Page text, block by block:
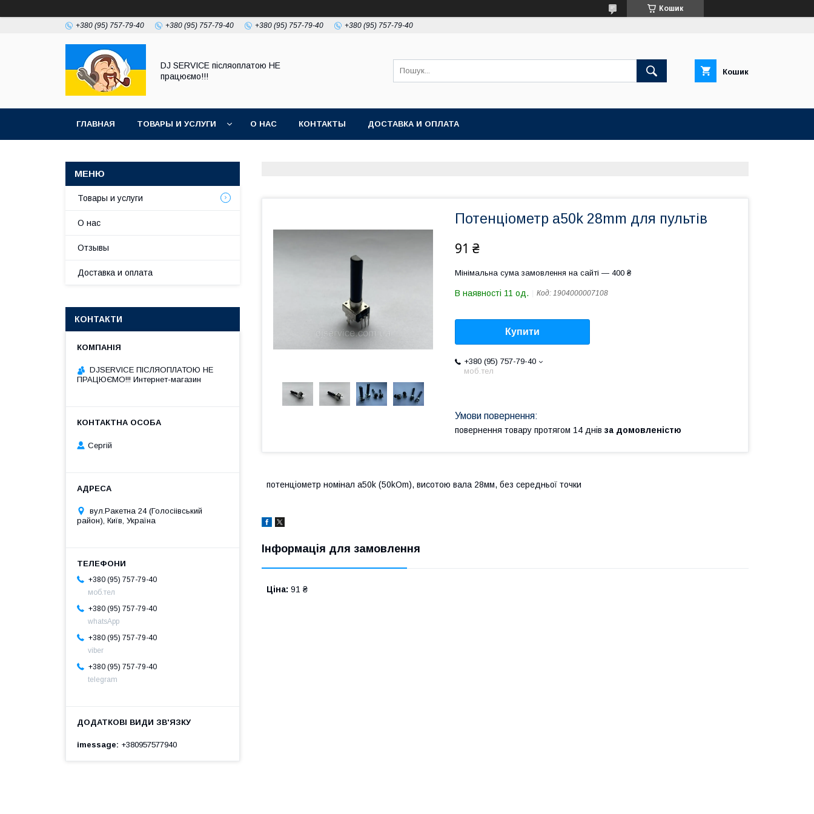
Кошик
+380 (95) 757-79-40 +380 (95) 757-79-40 +380 (95) 757-79-40 +380 (95) 757-79-40
DJ SERVICE пiсляоплатою НЕ
працюємо!!!
Кошик
ГЛАВНАЯ ТОВАРЫ И УСЛУГИ О НАС КОНТАКТЫ ДОСТАВКА И ОПЛАТА
Потенціометр a50k 28mm для пультів
91 ₴
Мінімальна сума замовлення на сайті — 400 ₴
В наявності 11 од. Код: 1904000007108
Купити
+380 (95) 757-79-40
моб.тел
повернення товару протягом 14 днів за домовленістю
потенціометр номінал a50k (50kOm), висотою вала 28мм, без середньої точки
Інформація для замовлення
Ціна: 91 ₴
Товары и услуги
О нас
Отзывы
Доставка и оплата
КОНТАКТИ
DJSERVICE ПІСЛЯОПЛАТОЮ НЕ
ПРАЦЮЄМО!!! Интернет-магазин
Сергій
вул.Ракетна 24 (Голосіівський
район), Київ, Україна
+380 (95) 757-79-40
моб.тел
+380 (95) 757-79-40
whatsApp
+380 (95) 757-79-40
viber
+380 (95) 757-79-40
telegram
imessage +380957577940